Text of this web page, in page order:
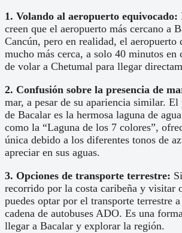
1. Volando al aeropuerto equivocado:
creen que el aeropuerto más cercano a
Cancún, pero en realidad, el aeropuerto
mucho más cerca, a solo 40 minutos en
de volar a Chetumal para llegar
2. Confusión sobre la presencia de
mar, a pesar de su apariencia similar.
de Bacalar es la hermosa laguna de
como la “Laguna de los 7 colores”,
única debido a los diferentes tonos de
apreciar en sus aguas.
3. Opciones de transporte terrestre:
recorrido por la costa caribeña y visitar
puedes optar por el transporte terrestre
cadena de autobuses ADO. Es una
llegar a Bacalar y explorar la región.